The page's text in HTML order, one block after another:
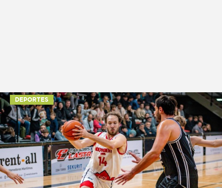
DEPORTES